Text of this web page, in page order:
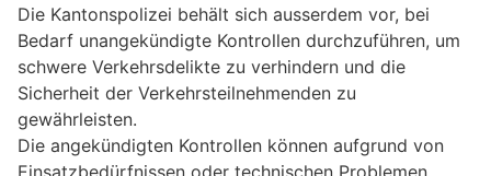
Die Kantonspolizei behält sich ausserdem vor, bei
Bedarf unangekündigte Kontrollen durchzuführen, um
schwere Verkehrsdelikte zu verhindern und die
Sicherheit der Verkehrsteilnehmenden zu
gewährleisten.
Die angekündigten Kontrollen können aufgrund von
Einsatzbedürfnissen oder technischen Problemen